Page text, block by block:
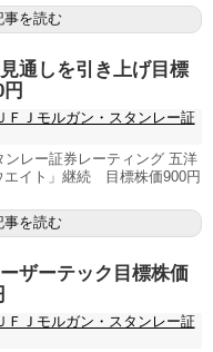
事を読む
通しを引き上げ目標
ＦＪモルガン・スタンレー証
ンレー証券レーティング 五洋
エイト」継続 目標株価900円
事を読む
ザーテック目標株価
ＦＪモルガン・スタンレー証